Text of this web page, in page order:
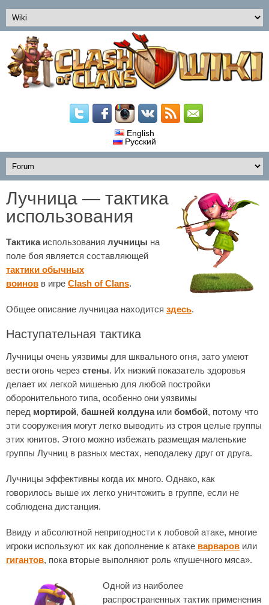
English
Русский
Лучница — тактика
использования
Тактикаиспользования лучницы на
поле боя является составляющей
тактики обычных
воинов в игре Clash of Clans.
Общее описание лучницаа находится здесь.
Наступательная тактика
Лучницы очень уязвимы для шквального огня, зато умеют
вести огонь через стены. Их низкий показатель здоровья
делает их легкой мишенью для любой постройки
оборонительного типа, особенно они уязвимы
перед мортирой, башней колдунаили бомбой, потому что
эти сооружения могут легко выводить из строя целые группы
этих юнитов. Этого можно избежать размещая маленькие
группы Лучниц в разных местах, неподалеку друг от друга.
Лучницы эффективны когда их много. Однако, как
говорилось выше их легко уничтожить в группе, если не
соблюдена дистанция.
Ввиду и абсолютной непригодности к лобовой атаке, многие
игроки используют их как дополнение к атаке варваров или
гигантов, пока вторые выполняют роль «пушечного мяса».
Одной из наиболее
распространенных тактик применения